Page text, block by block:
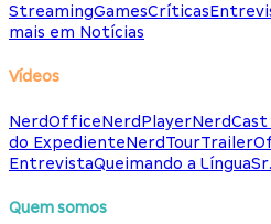
StreamingGamesCríticas
mais em Notícias
Vídeos
NerdOfficeNerdPlayer
do ExpedienteNerdTour
EntrevistaQueimando a Língua
Quem somos